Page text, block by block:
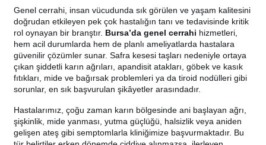
Genel cerrahi, insan vücudunda sık görülen ve yaşam kalitesini
doğrudan etkileyen pek çok hastalığın tanı ve tedavisinde kritik
rol oynayan bir branştır. Bursa’da genel cerrahi hizmetleri,
hem acil durumlarda hem de planlı ameliyatlarda hastalara
güvenilir çözümler sunar. Safra kesesi taşları nedeniyle ortaya
çıkan şiddetli karın ağrıları, apandisit atakları, göbek ve kasık
fıtıkları, mide ve bağırsak problemleri ya da tiroid nodülleri gibi
sorunlar, en sık başvurulan şikâyetler arasındadır.
Hastalarımız, çoğu zaman karın bölgesinde ani başlayan ağrı,
şişkinlik, mide yanması, yutma güçlüğü, halsizlik veya aniden
gelişen ateş gibi semptomlarla kliniğimize başvurmaktadır. Bu